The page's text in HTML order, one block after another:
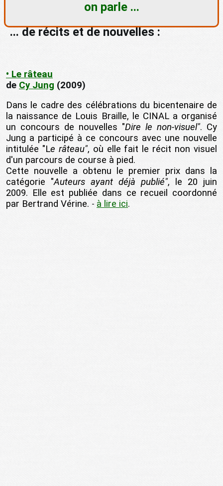
on parle ...
... de récits et de nouvelles :
• Le râteau
de Cy Jung (2009)
Dans le cadre des célébrations du bicentenaire de
la naissance de Louis Braille, le CINAL a organisé
un concours de nouvelles "Dire le non-visuel". Cy
Jung a participé à ce concours avec une nouvelle
intitulée "Le râteau", où elle fait le récit non visuel
d'un parcours de course à pied.
Cette nouvelle a obtenu le premier prix dans la
catégorie "Auteurs ayant déjà publié", le 20 juin
2009. Elle est publiée dans ce recueil coordonné
par Bertrand Vérine. - à lire ici.